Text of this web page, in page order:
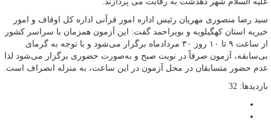
سید رضا منصوری مهریان رئیس اداره امور قرآنی اداره کل اوقاف و امور
خیریه استان کهگیلویه و بویراحمد گفت: این آزمون همزمان با سراسر کشور
از ساعت ۹ تا ۱۰ روز ۳۰ مردادماه برگزار می‌شود و با توجه به گرمای
بی‌سابقه، آزمون صرفاً در نوبت صبح و به‌صورت حضوری برگزار می‌شود لذا
عدم حضور متسابقان در محل آزمون در این ساعت، به منزله انصراف است.
بازدیدها: 32